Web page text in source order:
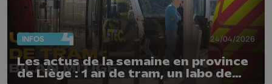
INFOS 24/04/2026
Les actus de la semaine en province
de Liège : 1 an de tram, un labo de